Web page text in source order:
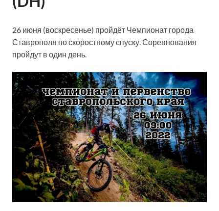
26 июня (воскресенье) пройдёт Чемпионат города
Ставрополя по скоростному спуску. Соревнования
пройдут в один день.